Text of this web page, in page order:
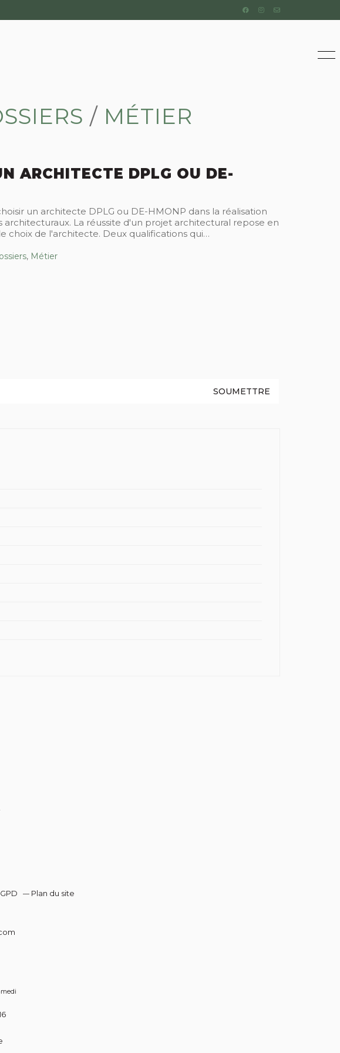
/ MÉTIER
ARCHITECTE DPLG OU DE-
un architecte DPLG ou DE-HMONP dans la réalisation
architecturaux. La réussite d'un projet architectural repose en
choix de l'architecte. Deux qualifications qui…
, Métier
— Plan du site